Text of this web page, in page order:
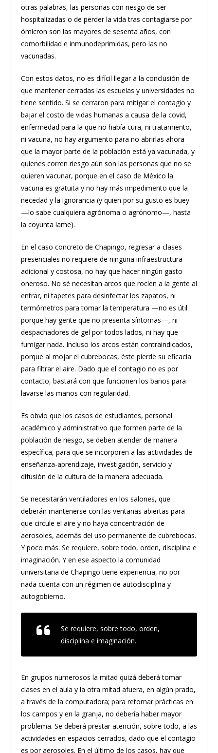
otras palabras, las personas con riesgo de ser
hospitalizadas o de perder la vida tras contagiarse por
ómicron son las mayores de sesenta años, con
comorbilidad e inmunodeprimidas, pero las no
vacunadas.
Con estos datos, no es difícil llegar a la conclusión de
que mantener cerradas las escuelas y universidades no
tiene sentido. Si se cerraron para mitigar el contagio y
bajar el costo de vidas humanas a causa de la covid,
enfermedad para la que no había cura, ni tratamiento,
ni vacuna, no hay argumento para no abrirlas ahora
que la mayor parte de la población está ya vacunada, y
quienes corren riesgo aún son las personas que no se
quieren vacunar, porque en el caso de México la
vacuna es gratuita y no hay más impedimento que la
necedad y la ignorancia (y quien por su gusto es buey
—lo sabe cualquiera agrónoma o agrónomo—, hasta
la coyunta lame).
En el caso concreto de Chapingo, regresar a clases
presenciales no requiere de ninguna infraestructura
adicional y costosa, no hay que hacer ningún gasto
oneroso. No sé necesitan arcos que rocíen a la gente al
entrar, ni tapetes para desinfectar los zapatos, ni
termómetros para tomar la temperatura —no es útil
porque hay gente que no presenta síntomas—, ni
despachadores de gel por todos lados, ni hay que
fumigar nada. Incluso los arcos están contraindicados,
porque al mojar el cubrebocas, éste pierde su eficacia
para filtrar el aire. Dado que el contagio no es por
contacto, bastará con que funcionen los baños para
lavarse las manos con regularidad.
Es obvio que los casos de estudiantes, personal
académico y administrativo que formen parte de la
población de riesgo, se deben atender de manera
específica, para que se incorporen a las actividades de
enseñanza-aprendizaje, investigación, servicio y
difusión de la cultura de la manera adecuada.
Se necesitarán ventiladores en los salones, que
deberán mantenerse con las ventanas abiertas para
que circule el aire y no haya concentración de
aerosoles, además del uso permanente de cubrebocas.
Y poco más. Se requiere, sobre todo, orden, disciplina e
imaginación. Y en ese aspecto la comunidad
universitaria de Chapingo tiene experiencia, no por
nada cuenta con un régimen de autodisciplina y
autogobierno.
Se requiere, sobre todo, orden,
disciplina e imaginación.
En grupos numerosos la mitad quizá deberá tomar
clases en el aula y la otra mitad afuera, en algún prado,
a través de la computadora; para retomar prácticas en
los campos y en la granja, no debería haber mayor
problema. Se deberá prestar atención, sobre todo, a las
actividades en espacios cerrados, dado que el contagio
es por aerosoles. En el último de los casos, hay que